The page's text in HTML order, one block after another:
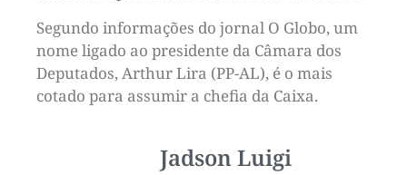
Segundo informações do jornal O Globo, um
nome ligado ao presidente da Câmara dos
Deputados, Arthur Lira (PP-AL), é o mais
cotado para assumir a chefia da Caixa.
Jadson Luigi